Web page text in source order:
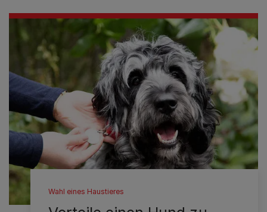
Wahl eines Haustieres